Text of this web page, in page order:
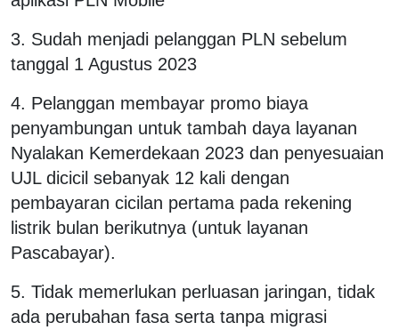
3. Sudah menjadi pelanggan PLN sebelum
tanggal 1 Agustus 2023
4. Pelanggan membayar promo biaya
penyambungan untuk tambah daya layanan
Nyalakan Kemerdekaan 2023 dan penyesuaian
UJL dicicil sebanyak 12 kali dengan
pembayaran cicilan pertama pada rekening
listrik bulan berikutnya (untuk layanan
Pascabayar).
5. Tidak memerlukan perluasan jaringan, tidak
ada perubahan fasa serta tanpa migrasi